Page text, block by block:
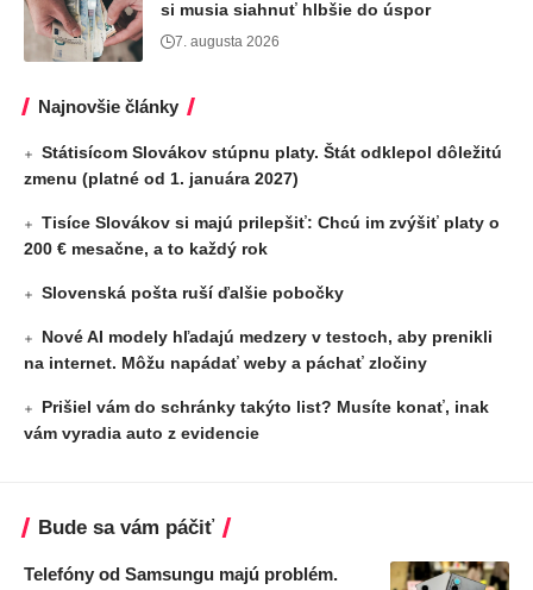
si musia siahnuť hlbšie do úspor
7. augusta 2026
Najnovšie články
Státisícom Slovákov stúpnu platy. Štát odklepol dôležitú
zmenu (platné od 1. januára 2027)
Tisíce Slovákov si majú prilepšiť: Chcú im zvýšiť platy o
200 € mesačne, a to každý rok
Slovenská pošta ruší ďalšie pobočky
Nové AI modely hľadajú medzery v testoch, aby prenikli
na internet. Môžu napádať weby a páchať zločiny
Prišiel vám do schránky takýto list? Musíte konať, inak
vám vyradia auto z evidencie
Bude sa vám páčiť
Telefóny od Samsungu majú problém.